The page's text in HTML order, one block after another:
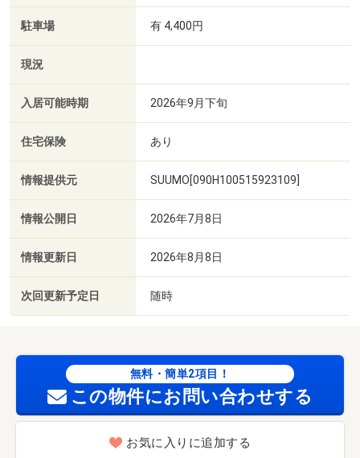
駐車場 有 4,400円
現況
入居可能時期 2026年9月下旬
住宅保険 あり
情報提供元 SUUMO[090H100515923109]
情報公開日 2026年7月8日
情報更新日 2026年8月8日
次回更新予定日 随時
無料・簡単2項目！
この物件にお問い合わせする
お気に入りに追加する